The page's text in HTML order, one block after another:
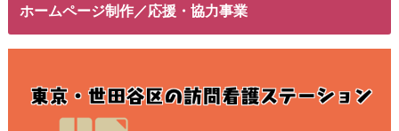
ホームページ制作／応援・協力事業